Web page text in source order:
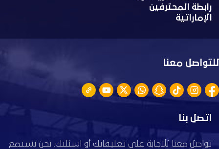
رابطة المحترفين
الإماراتية
للتواصل معنا
اتصل بنا
تواصل معنا للاجابة على تعليقاتك أو اسئلتك. نحن نستمع